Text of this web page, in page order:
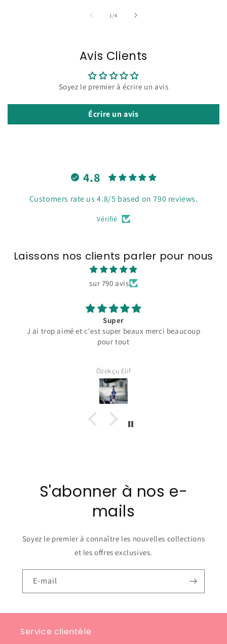
1/de
4
Avis Clients
Soyez le premier à écrire un avis
Écrire un avis
4.8
Customers rate us 4.8/5 based on 790 reviews.
Vérifié
Laissons nos clients parler pour nous
sur 790 avis
Super
J ai trop aimé et c'est super beaux merci beaucoup
pour tout
Özokçu Elif
S'abonner à nos e-
mails
Soyez le premier à connaître les nouvelles collections
et les offres exclusives.
E-mail
Service clientèle